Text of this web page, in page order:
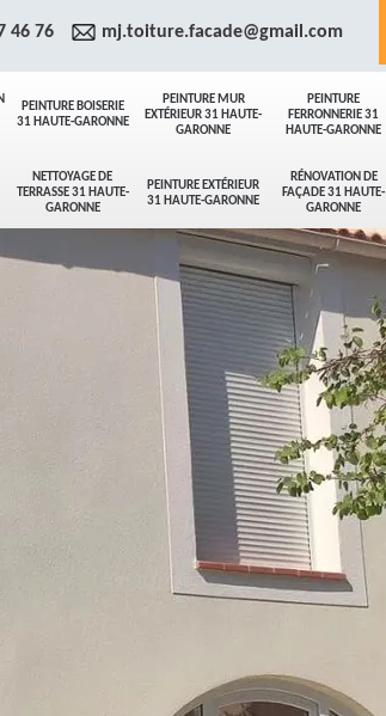
PEINTURE BOISERIE
31 HAUTE-GARONNE
PEINTURE MUR
EXTÉRIEUR 31 HAUTE-
GARONNE
PEINTURE
FERRONNERIE 31
HAUTE-GARONNE
NETTOYAGE DE
TERRASSE 31 HAUTE-
GARONNE
PEINTURE EXTÉRIEUR
31 HAUTE-GARONNE
RÉNOVATION DE
FAÇADE 31 HAUTE-
GARONNE
46 76 mj.toiture.facade@gmail.com